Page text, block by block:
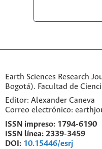
Earth Sciences Research
Bogotá). Facultad de
Editor: Alexander Caneva
Correo electrónico:
ISSN impreso: 1794-6190
ISSN línea: 2339-3459
DOI: 10.15446/esrj